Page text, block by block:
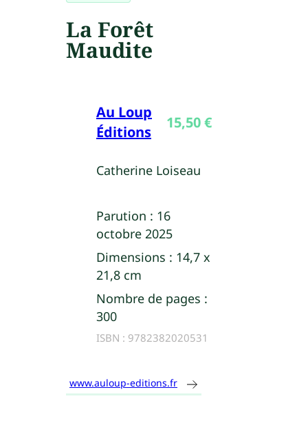
La Forêt
Maudite
Au Loup
Éditions
15,50€
Catherine Loiseau
Parution : 16
octobre 2025
Dimensions : 14,7 x
21,8 cm
Nombre de pages :
300
ISBN : 9782382020531
www.auloup-editions.fr